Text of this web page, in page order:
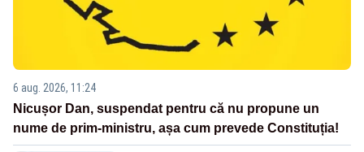
6 aug. 2026, 11:24
Nicușor Dan, suspendat pentru că nu propune un
nume de prim-ministru, așa cum prevede Constituția!